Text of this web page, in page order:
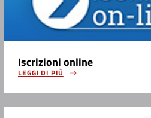
Iscrizioni online
LEGGI DI PIÙ